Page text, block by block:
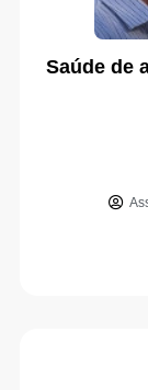
Saúde de